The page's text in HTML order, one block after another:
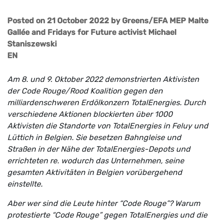
Posted on 21 October 2022 by Greens/EFA MEP Malte
Gallée and Fridays for Future activist Michael
Staniszewski
EN
Am 8. und 9. Oktober 2022 demonstrierten Aktivisten
der Code Rouge/Rood Koalition gegen den
milliardenschweren Erdölkonzern TotalEnergies. Durch
verschiedene Aktionen blockierten über 1000
Aktivisten die Standorte von TotalEnergies in Feluy und
Lüttich in Belgien. Sie besetzen Bahngleise und
Straßen in der Nähe der TotalEnergies-Depots und
errichteten re. wodurch das Unternehmen, seine
gesamten Aktivitäten in Belgien vorübergehend
einstellte.
Aber wer sind die Leute hinter “Code Rouge”? Warum
protestierte “Code Rouge” gegen TotalEnergies und die